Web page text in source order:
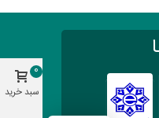
سبد خرید
0